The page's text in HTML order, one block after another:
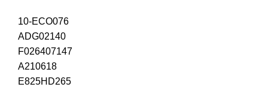
10-ECO076
ADG02140
F026407147
A210618
E825HD265